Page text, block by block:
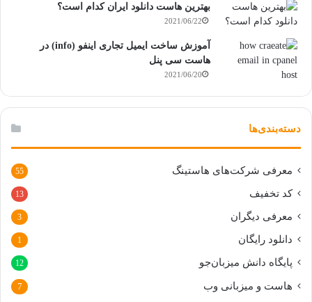
بهترین هاست دانلود ایران کدام است؟
2021/06/22
آموزش ساخت ایمیل تجاری اینفو (info) در
هاست سی پنل
2021/06/20
دسته‌بندی‌ها
معرفی شرکت‌های هاستینگ 55
کد تخفیف 13
معرفی دیگران 3
دانلود رایگان 1
پایگاه دانش میزبان‌جو 12
هاست و میزبانی وب 7